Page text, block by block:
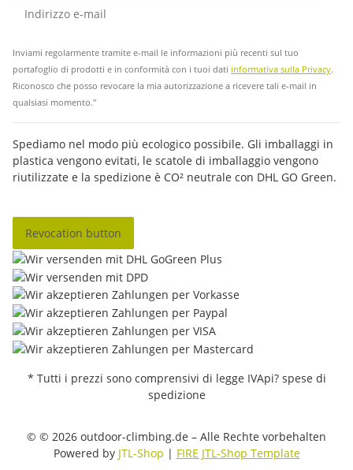
Inviami regolarmente tramite e-mail le informazioni più recenti sul tuo
portafoglio di prodotti e in conformità con i tuoi dati informativa sulla Privacy.
Riconosco che posso revocare la mia autorizzazione a ricevere tali e-mail in
qualsiasi momento."
Spediamo nel modo più ecologico possibile. Gli imballaggi in
plastica vengono evitati, le scatole di imballaggio vengono
riutilizzate e la spedizione è CO² neutrale con DHL GO Green.
Revocation button
* Tutti i prezzi sono comprensivi di legge IVApi? spese di
spedizione
© © 2026 outdoor-climbing.de – Alle Rechte vorbehalten
Powered by JTL-Shop | FIRE JTL-Shop Template